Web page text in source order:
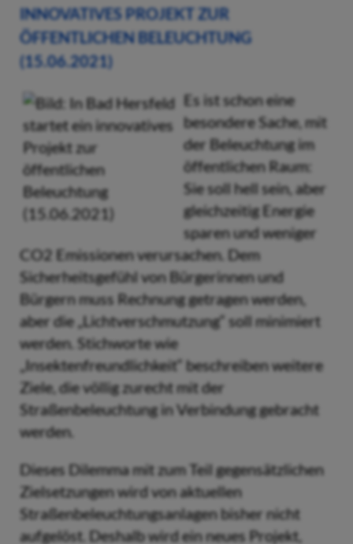
INNOVATIVES PROJEKT ZUR
ÖFFENTLICHEN BELEUCHTUNG
(15.06.2021)
Es ist schon eine
besondere Sache, mit
der Beleuchtung im
öffentlichen Raum:
Sie soll hell sein, aber
gleichzeitig Energie
sparen und weniger
CO2 Emissionen verursachen. Dem
Sicherheitsgefühl von Bürgerinnen und
Bürgern muss Rechnung getragen werden,
aber die „Lichtverschmutzung“ soll minimiert
werden. Stichworte wie
„Insektenfreundlichkeit“ beschreiben weitere
Ziele, die völlig zurecht mit der
Straßenbeleuchtung in Verbindung gebracht
werden.
Dieses Dilemma mit zum Teil gegensätzlichen
Zielsetzungen wird von aktuellen
Straßenbeleuchtungsanlagen bisher nicht
aufgelöst. Deshalb wird ein neues Projekt,